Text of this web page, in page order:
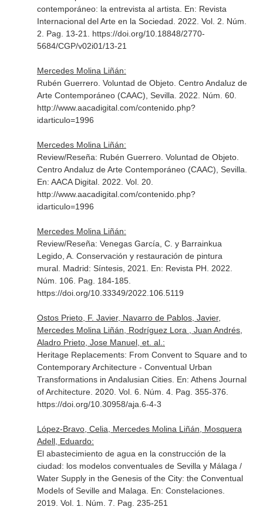
contemporáneo: la entrevista al artista. En: Revista
Internacional del Arte en la Sociedad . 2022. Vol. 2. Núm.
2. Pag. 13-21. https://doi.org/10.18848/2770-
5684/CGP/v02i01/13-21
Mercedes Molina Liñán:
Rubén Guerrero. Voluntad de Objeto. Centro Andaluz de
Arte Contemporáneo (CAAC), Sevilla. 2022. Núm. 60.
http://www.aacadigital.com/contenido.php?
idarticulo=1996
Mercedes Molina Liñán:
Review/Reseña: Rubén Guerrero. Voluntad de Objeto.
Centro Andaluz de Arte Contemporáneo (CAAC), Sevilla.
En: AACA Digital. 2022. Vol. 20.
http://www.aacadigital.com/contenido.php?
idarticulo=1996
Mercedes Molina Liñán:
Review/Reseña: Venegas García, C. y Barrainkua
Legido, A. Conservación y restauración de pintura
mural. Madrid: Síntesis, 2021. En: Revista PH . 2022.
Núm. 106. Pag. 184-185.
https://doi.org/10.33349/2022.106.5119
Ostos Prieto, F. Javier, Navarro de Pablos, Javier,
Mercedes Molina Liñán, Rodríguez Lora , Juan Andrés,
Aladro Prieto, Jose Manuel, et. al.:
Heritage Replacements: From Convent to Square and to
Contemporary Architecture - Conventual Urban
Transformations in Andalusian Cities. En: Athens Journal
of Architecture. 2020. Vol. 6. Núm. 4. Pag. 355-376.
https://doi.org/10.30958/aja.6-4-3
López-Bravo, Celia, Mercedes Molina Liñán, Mosquera
Adell, Eduardo:
El abastecimiento de agua en la construcción de la
ciudad: los modelos conventuales de Sevilla y Málaga /
Water Supply in the Genesis of the City: the Conventual
Models of Seville and Malaga. En: Constelaciones.
2019. Vol. 1. Núm. 7. Pag. 235-251